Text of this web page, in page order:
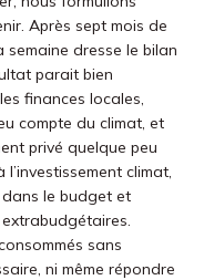
Après sept mois de
dresse le bilan
parait bien
finances locales,
compte du climat, et
privé quelque peu
climat,
dans le budget et
sans
ni même répondre